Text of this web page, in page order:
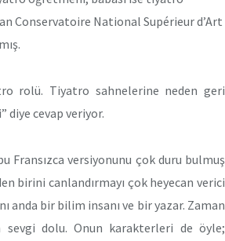
Conservatoire National Supérieur d’Art
rolü. Tiyatro sahnelerine neden geri
diye cevap veriyor.
versiyonunu çok duru bulmuş
birini canlandırmayı çok heyecan verici
bir bilim insanı ve bir yazar. Zaman
dolu. Onun karakterleri de öyle;